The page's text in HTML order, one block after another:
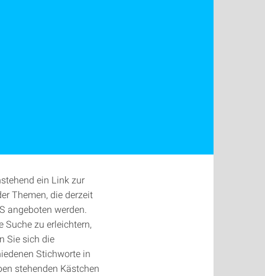
ein Link zur
Themen, die derzeit
angeboten werden.
Suche zu erleichtern,
Sie sich die
Stichworte in
stehenden Kästchen